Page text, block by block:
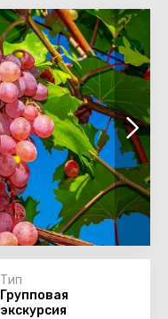
Тип
Групповая
экскурсия